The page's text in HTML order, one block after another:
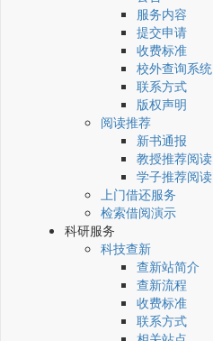
服务内容
提交申请
收费标准
校外查询系统
联系方式
版权声明
阅读推荐
新书通报
教授推荐阅读
学子推荐阅读
上门借还服务
检索借阅演示
科研服务
科技查新
查新站简介
查新流程
收费标准
联系方式